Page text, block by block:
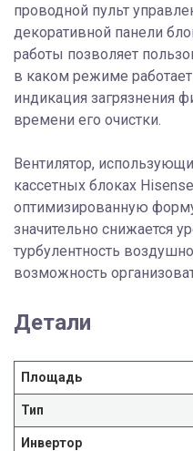
проводной пульт
декоративной панели
работы позволяет
в каком режиме
индикация загрязнения
времени его очистки.
Вентилятор,
кассетных блоках
оптимизированную
значительно снижается
турбулентность
возможность
Детали
Площадь
Тип
Инвертор